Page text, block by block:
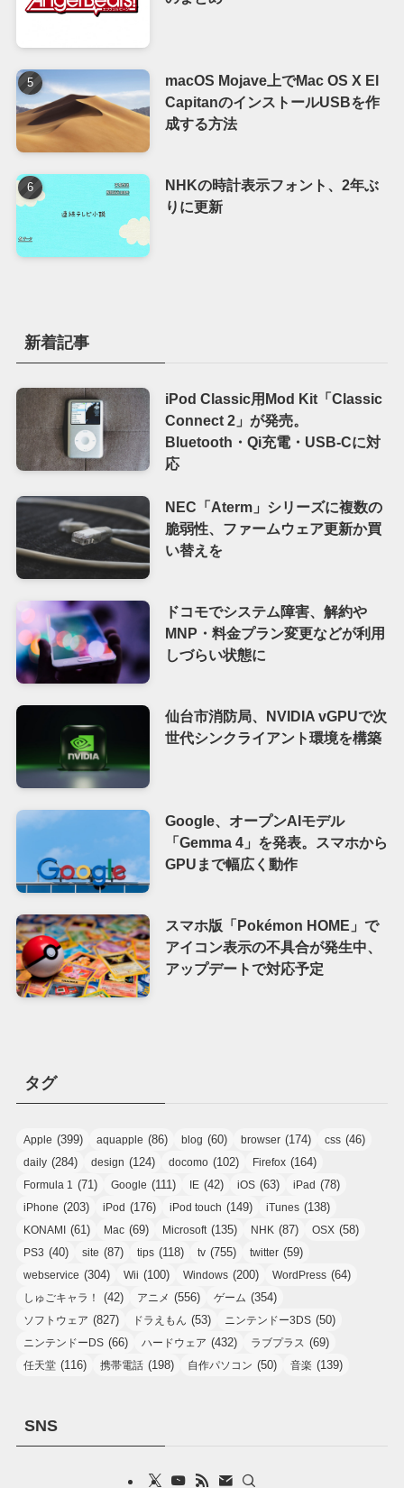
macOS Mojave上でMac OS X El
CapitanのインストールUSBを作
成する方法
NHKの時計表示フォント、2年ぶ
りに更新
新着記事
iPod Classic用Mod Kit「Classic
Connect 2」が発売。
Bluetooth・Qi充電・USB-Cに対
応
NEC「Aterm」シリーズに複数の
脆弱性、ファームウェア更新か買
い替えを
ドコモでシステム障害、解約や
MNP・料金プラン変更などが利用
しづらい状態に
仙台市消防局、NVIDIA vGPUで次
世代シンクライアント環境を構築
Google、オープンAIモデル
「Gemma 4」を発表。スマホから
GPUまで幅広く動作
スマホ版「Pokémon HOME」で
アイコン表示の不具合が発生中、
アップデートで対応予定
タグ
Apple (399) aquapple (86) blog (60) browser (174) css (46)
daily (284) design (124) docomo (102) Firefox (164)
Formula 1 (71) Google (111) IE (42) iOS (63) iPad (78)
iPhone (203) iPod (176) iPod touch (149) iTunes (138)
KONAMI (61) Mac (69) Microsoft (135) NHK (87) OSX (58)
PS3 (40) site (87) tips (118) tv (755) twitter (59)
webservice (304) Wii (100) Windows (200) WordPress (64)
しゅごキャラ！ (42) アニメ (556) ゲーム (354)
ソフトウェア (827) ドラえもん (53) ニンテンドー3DS (50)
ニンテンドーDS (66) ハードウェア (432) ラブプラス (69)
任天堂 (116) 携帯電話 (198) 自作パソコン (50) 音楽 (139)
SNS